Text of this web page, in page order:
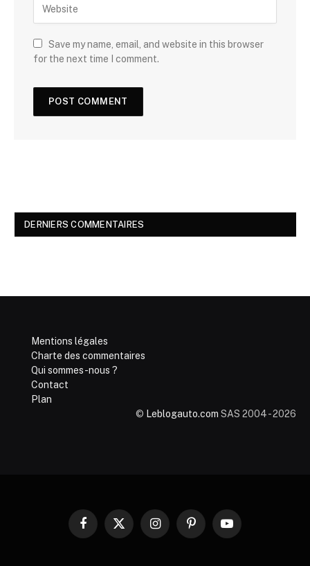
Save my name, email, and website in this browser
for the next time I comment.
DERNIERS COMMENTAIRES
Mentions légales
Charte des commentaires
Qui sommes-nous ?
Contact
Plan
© Leblogauto.com SAS 2004 - 2026
Facebook
X
InstagramPinterestYouTube